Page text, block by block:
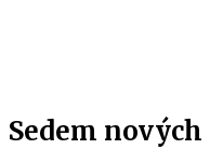
Sedem